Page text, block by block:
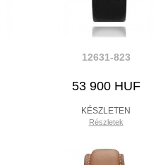
12631-823
53 900 HUF
KÉSZLETEN
Részletek